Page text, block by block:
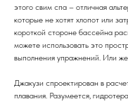
этого свим спа – отличная
которые не хотят хлопот или
короткой стороне бассейна
можете использовать это
выполнения упражнений. Или же
Джакузи спроектирован в
плавания. Разумеется,